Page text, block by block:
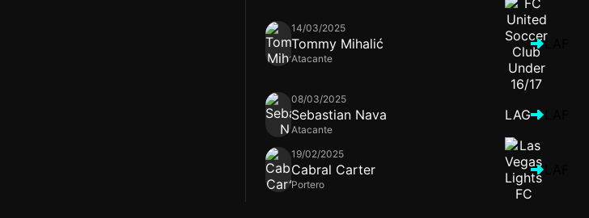
14/03/2025
Tommy Mihalić
Atacante
LAF
08/03/2025
Sebastian Nava
Atacante
LAG
19/02/2025
Cabral Carter
Portero